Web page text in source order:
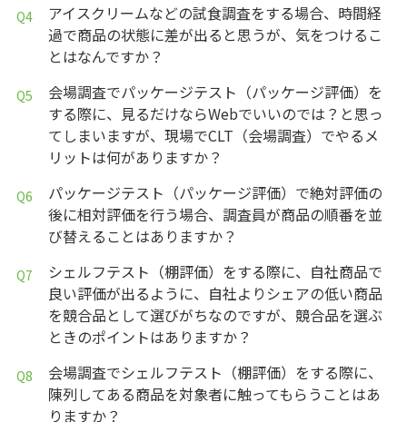
アイスクリームなどの試食調査をする場合、時間経
過で商品の状態に差が出ると思うが、気をつけるこ
とはなんですか？
会場調査でパッケージテスト（パッケージ評価）を
する際に、見るだけならWebでいいのでは？と思っ
てしまいますが、現場でCLT（会場調査）でやるメ
リットは何がありますか？
パッケージテスト（パッケージ評価）で絶対評価の
後に相対評価を行う場合、調査員が商品の順番を並
び替えることはありますか？
シェルフテスト（棚評価）をする際に、自社商品で
良い評価が出るように、自社よりシェアの低い商品
を競合品として選びがちなのですが、競合品を選ぶ
ときのポイントはありますか？
会場調査でシェルフテスト（棚評価）をする際に、
陳列してある商品を対象者に触ってもらうことはあ
りますか？